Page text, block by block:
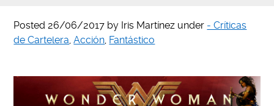
Posted26/06/2017 by Iris Martínez under - Críticas
de Cartelera,Acción, Fantástico